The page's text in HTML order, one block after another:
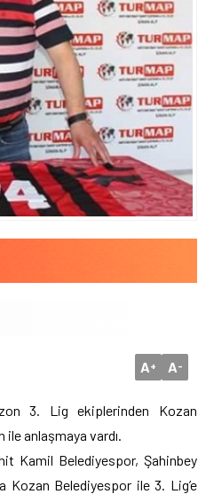
A+ A-
3. Lig ekiplerinden Kozan
anlaşmaya vardı.
Kamil Belediyespor, Şahinbey
Kozan Belediyespor ile 3. Lig’e